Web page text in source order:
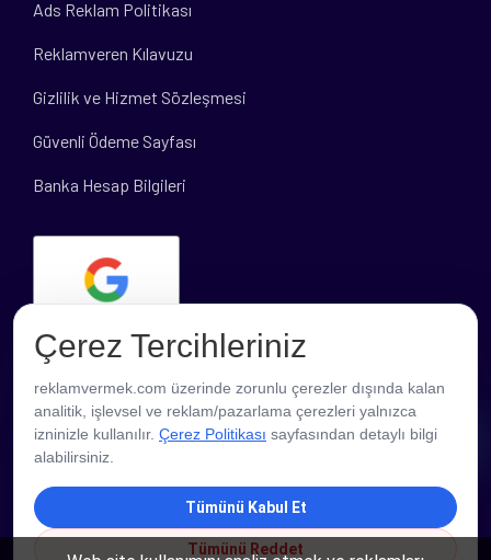
Ads Reklam Politikası
Reklamveren Kılavuzu
Gizlilik ve Hizmet Sözleşmesi
Güvenli Ödeme Sayfası
Banka Hesap Bilgileri
PROFESYONEL DESTEK
Çerez Tercihleriniz
reklamvermek.com üzerinde zorunlu çerezler dışında kalan
analitik, işlevsel ve reklam/pazarlama çerezleri yalnızca
izninizle kullanılır. Çerez Politikası sayfasından detaylı bilgi
alabilirsiniz.
Tümünü Kabul Et
Tümünü Reddet